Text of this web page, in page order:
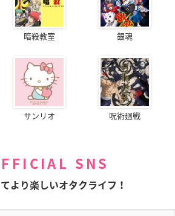
暗殺教室 銀魂
サンリオ 呪術廻戦
SNS
より楽しいオタクライフ！